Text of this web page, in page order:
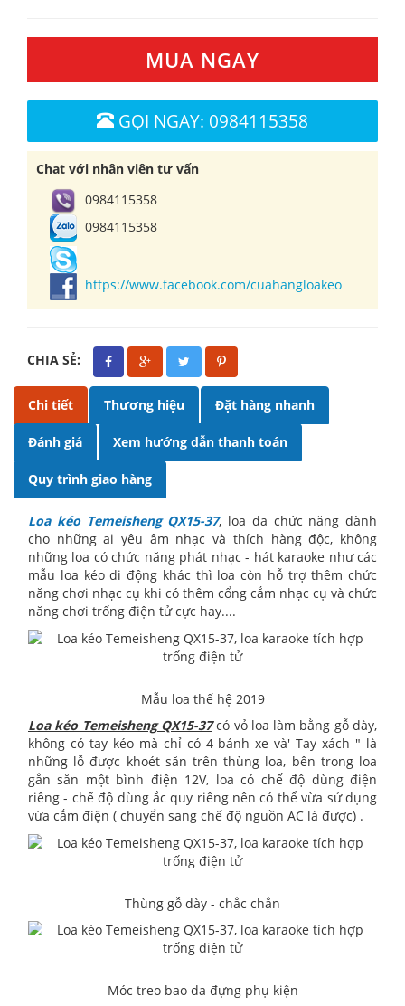
MUA NGAY
GỌI NGAY: 0984115358
Chat với nhân viên tư vấn
0984115358
0984115358
https://www.facebook.com/cuahangloakeo
CHIA SẺ:
Chi tiết Thương hiệu Đặt hàng nhanh
Đánh giá Xem hướng dẫn thanh toán
Quy trình giao hàng
Loa kéo Temeisheng QX15-37, loa đa chức năng dành
cho những ai yêu âm nhạc và thích hàng độc, không
những loa có chức năng phát nhạc - hát karaoke như các
mẫu loa kéo di động khác thì loa còn hỗ trợ thêm chức
năng chơi nhạc cụ khi có thêm cổng cắm nhạc cụ và chức
năng chơi trống điện tử cực hay....
Mẫu loa thế hệ 2019
Loa kéo Temeisheng QX15-37có vỏ loa làm bằng gỗ dày,
không có tay kéo mà chỉ có 4 bánh xe và' Tay xách " là
những lỗ được khoét sẵn trên thùng loa, bên trong loa
gắn sẵn một bình điện 12V, loa có chế độ dùng điện
riêng - chế độ dùng ắc quy riêng nên có thể vừa sử dụng
vừa cắm điện ( chuyển sang chế độ nguồn AC là được) .
Thùng gỗ dày - chắc chắn
Móc treo bao da đựng phụ kiện